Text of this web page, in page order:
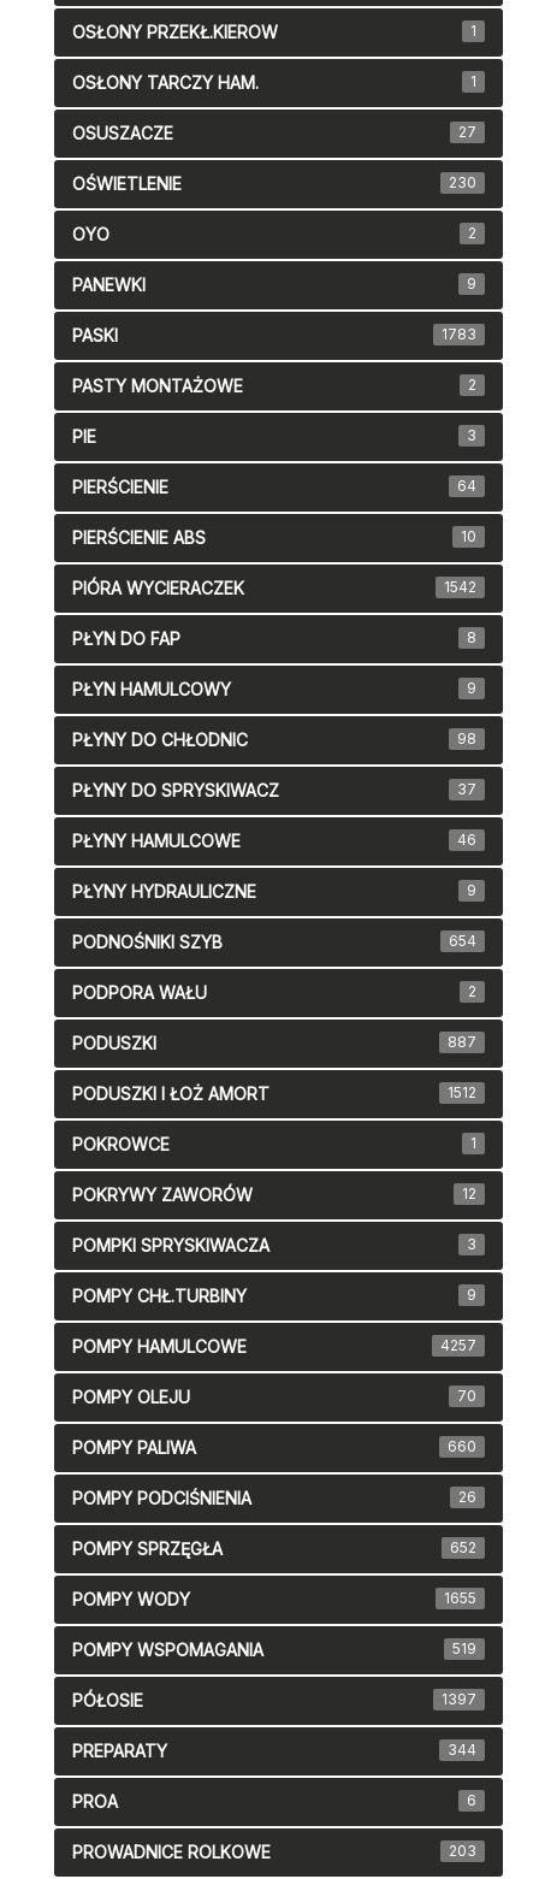
OSŁONY PRZEKŁ.KIEROW 1
OSŁONY TARCZY HAM. 1
OSUSZACZE 27
OŚWIETLENIE 230
OYO 2
PANEWKI 9
PASKI 1783
PASTY MONTAŻOWE 2
PIE 3
PIERŚCIENIE 64
PIERŚCIENIE ABS 10
PIÓRA WYCIERACZEK 1542
PŁYN DO FAP 8
PŁYN HAMULCOWY 9
PŁYNY DO CHŁODNIC 98
PŁYNY DO SPRYSKIWACZ 37
PŁYNY HAMULCOWE 46
PŁYNY HYDRAULICZNE 9
PODNOŚNIKI SZYB 654
PODPORA WAŁU 2
PODUSZKI 887
PODUSZKI I ŁOŻ AMORT 1512
POKROWCE 1
POKRYWY ZAWORÓW 12
POMPKI SPRYSKIWACZA 3
POMPY CHŁ.TURBINY 9
POMPY HAMULCOWE 4257
POMPY OLEJU 70
POMPY PALIWA 660
POMPY PODCIŚNIENIA 26
POMPY SPRZĘGŁA 652
POMPY WODY 1655
POMPY WSPOMAGANIA 519
PÓŁOSIE 1397
PREPARATY 344
PROA 6
PROWADNICE ROLKOWE 203